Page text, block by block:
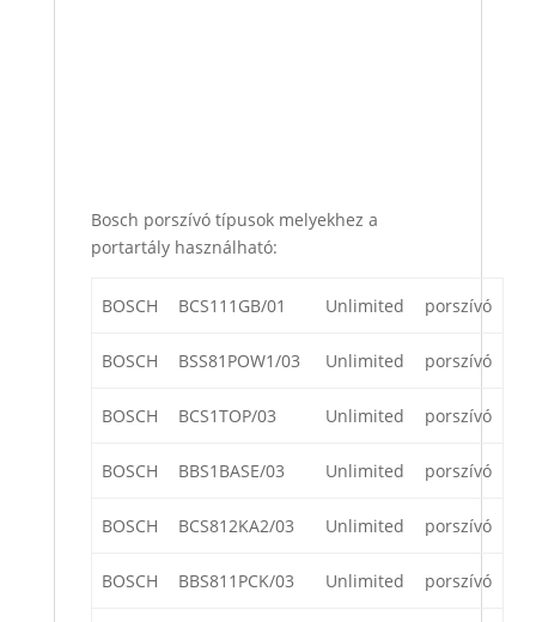
Bosch porszívó típusok melyekhez a
portartály használható:
BOSCH BCS111GB/01 Unlimited porszívó
BOSCH BSS81POW1/03 Unlimited porszívó
BOSCH BCS1TOP/03 Unlimited porszívó
BOSCH BBS1BASE/03 Unlimited porszívó
BOSCH BCS812KA2/03 Unlimited porszívó
BOSCH BBS811PCK/03 Unlimited porszívó